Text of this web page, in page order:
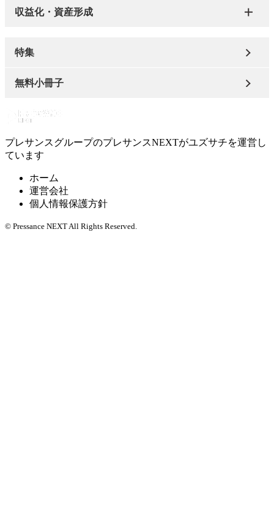
収益化・資産形成
特集
無料小冊子
プレサンスグループのプレサンスNEXTがユズサチを運営し
ています
ホーム
運営会社
個人情報保護方針
© Pressance NEXT All Rights Reserved.